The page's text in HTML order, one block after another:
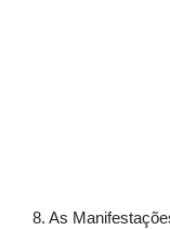
8. As